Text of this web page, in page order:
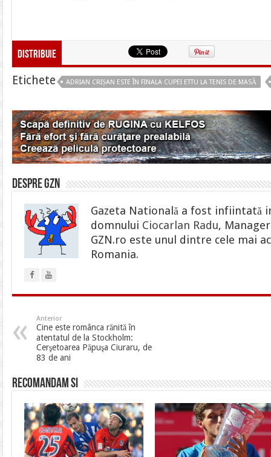
Distribuie
Etichete ADRIAN CRIȘAN ESTE ÎN FINALA CUPEI ETTU LA TENIS DE MASĂ
Despre gzn
Gazeta Natională a fost infiintată
domnului Ciocarlan Radu,
GZN.ro este unul dintre cele mai
Romania.
Anterior
Cine este românca rănită în
atentatul de la Stockholm:
Cerşetoarea Păpuşa Ciuraru, de
83 de ani
Recomandam si